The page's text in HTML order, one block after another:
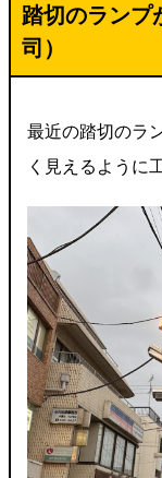
踏切のランプ
司）
最近の踏切のラ
く見えるように